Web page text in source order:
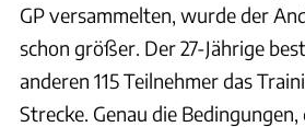
GP versammelten, wurde der
schon größer. Der 27-Jährige
anderen 115 Teilnehmer das
Strecke. Genau die